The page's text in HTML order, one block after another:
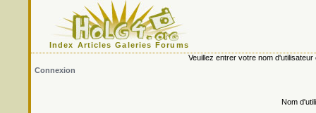
Index Articles Galeries Forums
Veuillez entrer votre nom
Connexion
Nom